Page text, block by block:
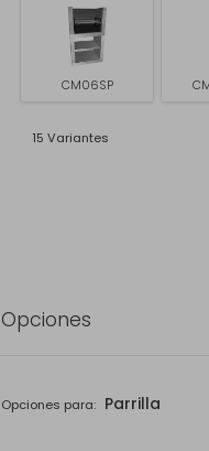
CM06SP
15 Variantes
Opciones
Opciones para: Parrilla